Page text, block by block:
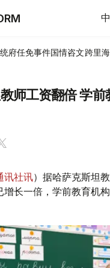
府任免事件国情咨文跨里
师工资翻倍 学前
讯社讯）据哈萨克斯坦
增长一倍，学前教育机